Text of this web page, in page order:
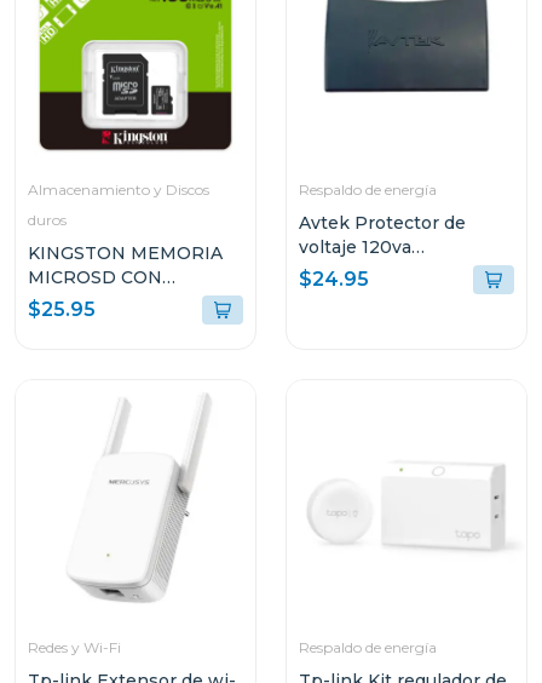
Almacenamiento y Discos
duros
KINGSTON MEMORIA
MICROSD CON
ADAPTADOR DE 128GB
SDCS3128GB
$25.95
Respaldo de energía
Avtek Protector de
voltaje 120va
cortacorriente 3 tomas
pte-3t515
$24.95
Redes y Wi-Fi Respaldo de energía